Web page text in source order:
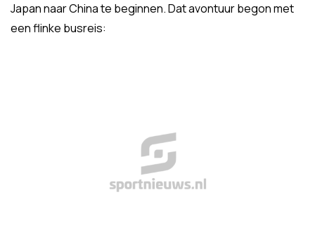
Japan naar China te beginnen. Dat avontuur begon met
een flinke busreis: